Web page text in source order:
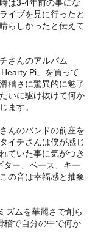
は3-4年前の事にな
イブを見に行ったと
らしかったと伝えて
さんのアルバム
Pi」を買って
稽さに驚異的に魅了
いに駆け抜けて何か
ます。
んのバンドの前座を
イチさんは僕が感じ
ていた事に気がつき
ター、ベース、キー
の音は幸福感と抽象
ズムを華麗さで創ら
稽で自分の中で何か